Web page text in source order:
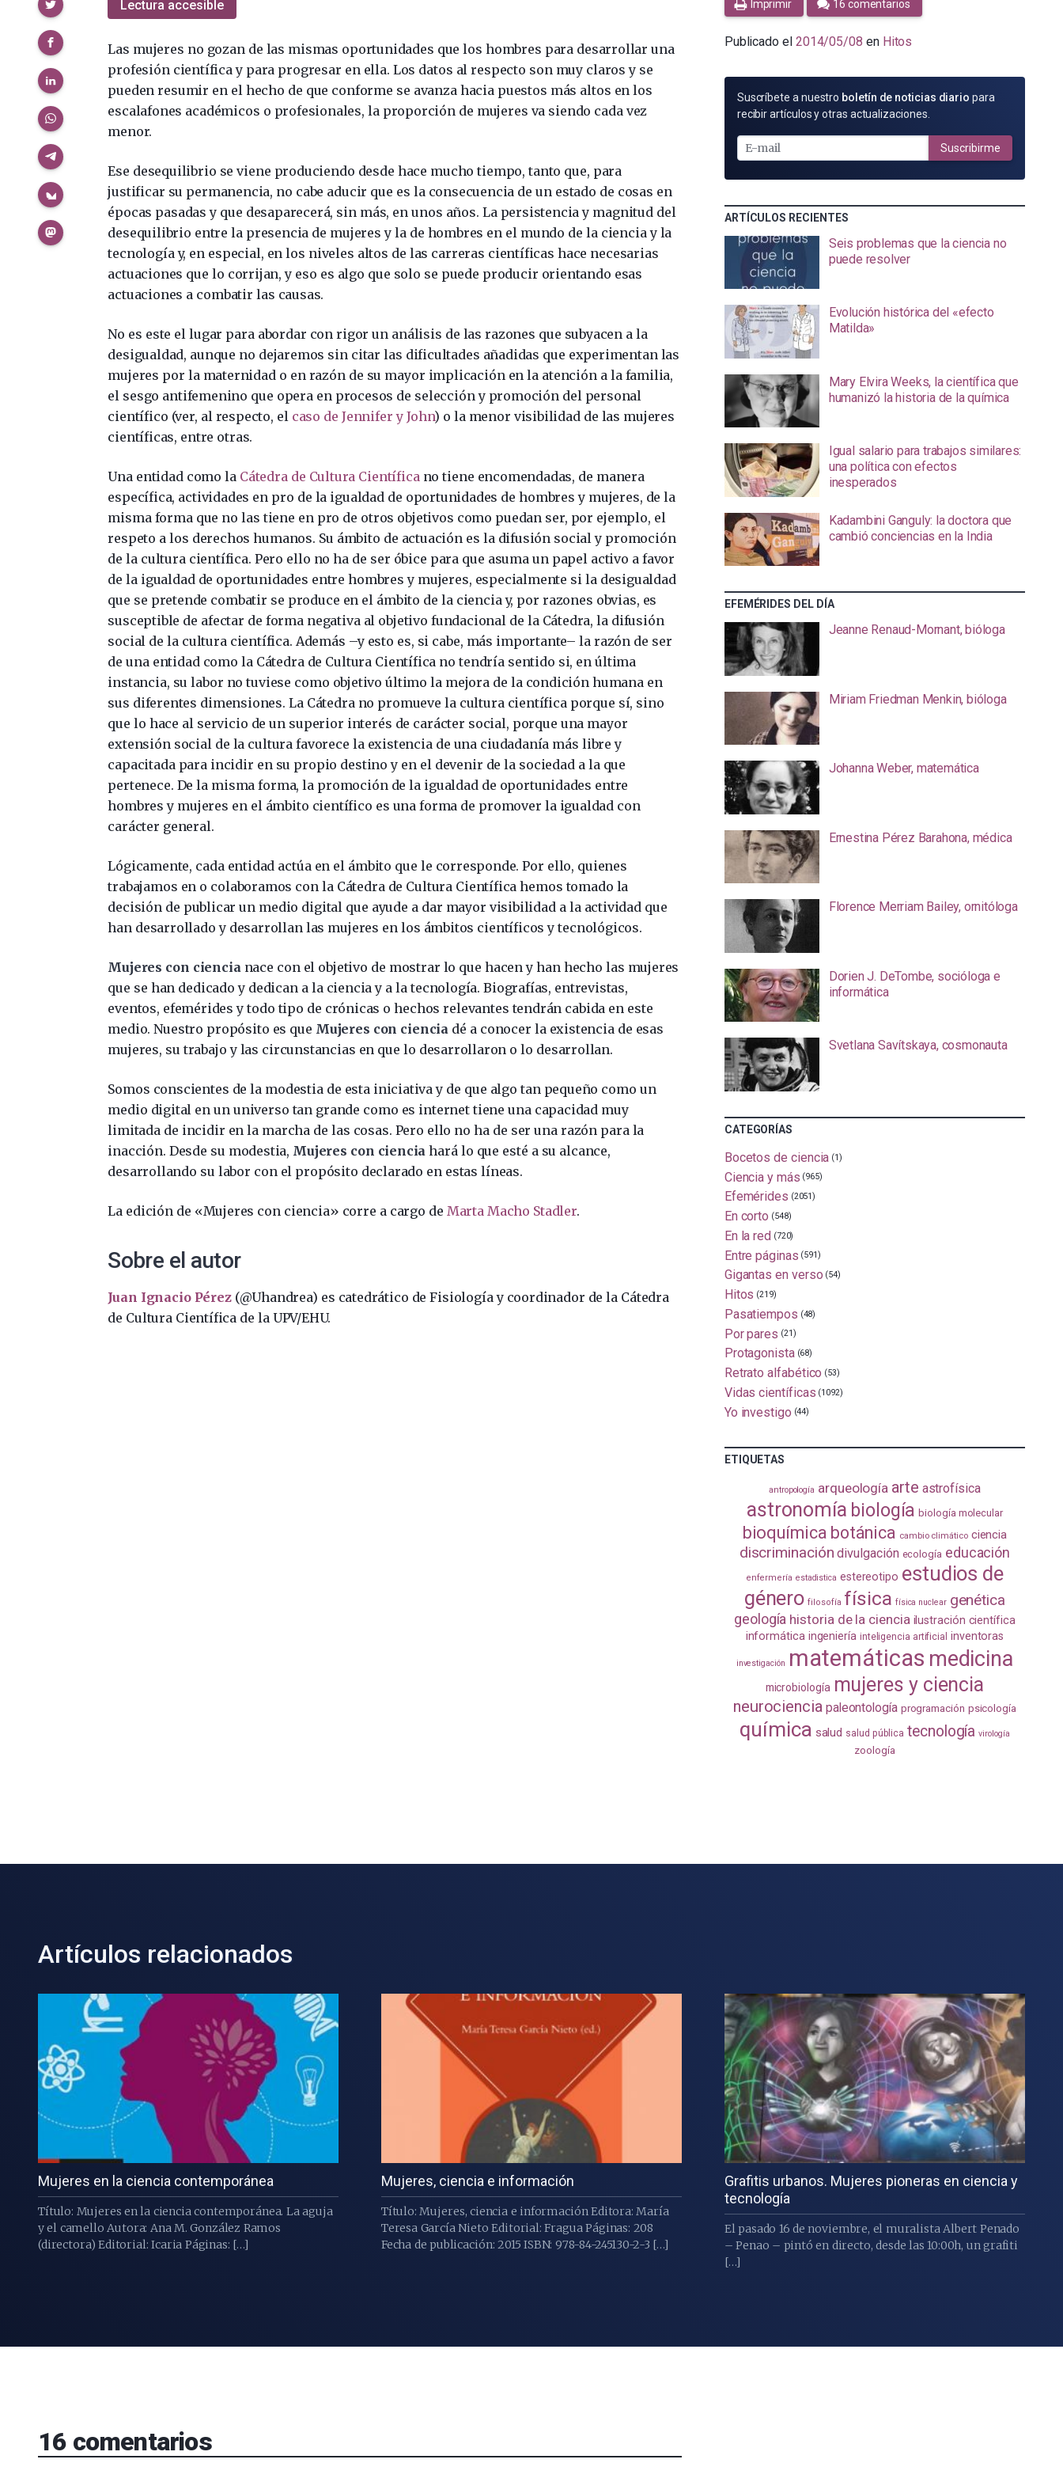
Lectura accesible
Las mujeres no gozan de las mismas oportunidades que los hombres para desarrollar una
profesión científica y para progresar en ella. Los datos al respecto son muy claros y se
pueden resumir en el hecho de que conforme se avanza hacia puestos más altos en los
escalafones académicos o profesionales, la proporción de mujeres va siendo cada vez
menor.
Ese desequilibrio se viene produciendo desde hace mucho tiempo, tanto que, para
justificar su permanencia, no cabe aducir que es la consecuencia de un estado de cosas en
épocas pasadas y que desaparecerá, sin más, en unos años. La persistencia y magnitud del
desequilibrio entre la presencia de mujeres y la de hombres en el mundo de la ciencia y la
tecnología y, en especial, en los niveles altos de las carreras científicas hace necesarias
actuaciones que lo corrijan, y eso es algo que solo se puede producir orientando esas
actuaciones a combatir las causas.
No es este el lugar para abordar con rigor un análisis de las razones que subyacen a la
desigualdad, aunque no dejaremos sin citar las dificultades añadidas que experimentan las
mujeres por la maternidad o en razón de su mayor implicación en la atención a la familia,
el sesgo antifemenino que opera en procesos de selección y promoción del personal
científico (ver, al respecto, el caso de Jennifer y John) o la menor visibilidad de las mujeres
científicas, entre otras.
Una entidad como la Cátedra de Cultura Científica no tiene encomendadas, de manera
específica, actividades en pro de la igualdad de oportunidades de hombres y mujeres, de la
misma forma que no las tiene en pro de otros objetivos como puedan ser, por ejemplo, el
respeto a los derechos humanos. Su ámbito de actuación es la difusión social y promoción
de la cultura científica. Pero ello no ha de ser óbice para que asuma un papel activo a favor
de la igualdad de oportunidades entre hombres y mujeres, especialmente si la desigualdad
que se pretende combatir se produce en el ámbito de la ciencia y, por razones obvias, es
susceptible de afectar de forma negativa al objetivo fundacional de la Cátedra, la difusión
social de la cultura científica. Además –y esto es, si cabe, más importante– la razón de ser
de una entidad como la Cátedra de Cultura Científica no tendría sentido si, en última
instancia, su labor no tuviese como objetivo último la mejora de la condición humana en
sus diferentes dimensiones. La Cátedra no promueve la cultura científica porque sí, sino
que lo hace al servicio de un superior interés de carácter social, porque una mayor
extensión social de la cultura favorece la existencia de una ciudadanía más libre y
capacitada para incidir en su propio destino y en el devenir de la sociedad a la que
pertenece. De la misma forma, la promoción de la igualdad de oportunidades entre
hombres y mujeres en el ámbito científico es una forma de promover la igualdad con
carácter general.
Lógicamente, cada entidad actúa en el ámbito que le corresponde. Por ello, quienes
trabajamos en o colaboramos con la Cátedra de Cultura Científica hemos tomado la
decisión de publicar un medio digital que ayude a dar mayor visibilidad a la actividad que
han desarrollado y desarrollan las mujeres en los ámbitos científicos y tecnológicos.
Mujeres con ciencia nace con el objetivo de mostrar lo que hacen y han hecho las mujeres
que se han dedicado y dedican a la ciencia y a la tecnología. Biografías, entrevistas,
eventos, efemérides y todo tipo de crónicas o hechos relevantes tendrán cabida en este
medio. Nuestro propósito es que Mujeres con ciencia dé a conocer la existencia de esas
mujeres, su trabajo y las circunstancias en que lo desarrollaron o lo desarrollan.
Somos conscientes de la modestia de esta iniciativa y de que algo tan pequeño como un
medio digital en un universo tan grande como es internet tiene una capacidad muy
limitada de incidir en la marcha de las cosas. Pero ello no ha de ser una razón para la
inacción. Desde su modestia, Mujeres con ciencia hará lo que esté a su alcance,
desarrollando su labor con el propósito declarado en estas líneas.
La edición de «Mujeres con ciencia» corre a cargo de Marta Macho Stadler.
Sobre el autor
Juan Ignacio Pérez(@Uhandrea) es catedrático de Fisiología y coordinador de la Cátedra
de Cultura Científica de la UPV/EHU.
Imprimir 16 comentarios
Publicado el 2014/05/08 en Hitos
SUSCRÍBETE
POR
MAIL
Suscríbete a nuestro boletín de noticias diario para
recibir artículos y otras actualizaciones.
Suscribirme
ARTÍCULOS RECIENTES
Seis problemas que la ciencia no
puede resolver
Evolución histórica del «efecto
Matilda»
Mary Elvira Weeks, la científica que
humanizó la historia de la química
Igual salario para trabajos similares:
una política con efectos
inesperados
Kadambini Ganguly: la doctora que
cambió conciencias en la India
EFEMÉRIDES DEL DÍA
Jeanne Renaud-Mornant, bióloga
Miriam Friedman Menkin, bióloga
Johanna Weber, matemática
Ernestina Pérez Barahona, médica
Florence Merriam Bailey, ornitóloga
Dorien J. DeTombe, socióloga e
informática
Svetlana Savítskaya, cosmonauta
CATEGORÍAS
Bocetos de ciencia (1)
Ciencia y más (965)
Efemérides (2051)
En corto (548)
En la red (720)
Entre páginas (591)
Gigantas en verso (54)
Hitos (219)
Pasatiempos (48)
Por pares (21)
Protagonista (68)
Retrato alfabético (53)
Vidas científicas (1092)
Yo investigo (44)
ETIQUETAS
antropología arqueología arte astrofísica
astronomía biología biología molecular
bioquímica botánica cambio climático ciencia
discriminación divulgación ecología educación
enfermería estadistica estereotipo estudios de
género filosofía física física nuclear genética
geología historia de la ciencia ilustración científica
informática ingeniería inteligencia artificial inventoras
investigación matemáticas medicina
microbiología mujeres y ciencia
neurociencia paleontología programación psicología
química salud salud pública tecnología virología
zoología
Artículos relacionados
Mujeres en la ciencia contemporánea
Título: Mujeres en la ciencia contemporánea. La aguja
y el camello Autora: Ana M. González Ramos
(directora) Editorial: Icaria Páginas: […]
Mujeres, ciencia e información
Título: Mujeres, ciencia e información Editora: María
Teresa García Nieto Editorial: Fragua Páginas: 208
Fecha de publicación: 2015 ISBN: 978-84-245130-2-3 […]
Grafitis urbanos. Mujeres pioneras en ciencia y
tecnología
El pasado 16 de noviembre, el muralista Albert Penado
– Penao – pintó en directo, desde las 10:00h, un grafiti
[…]
16 comentarios